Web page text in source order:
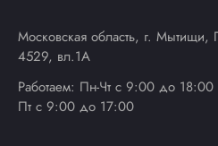
Московская область, г.
4529, вл.1А
Работаем: Пн-Чт с 9:00 до 18:00
Пт с 9:00 до 17:00